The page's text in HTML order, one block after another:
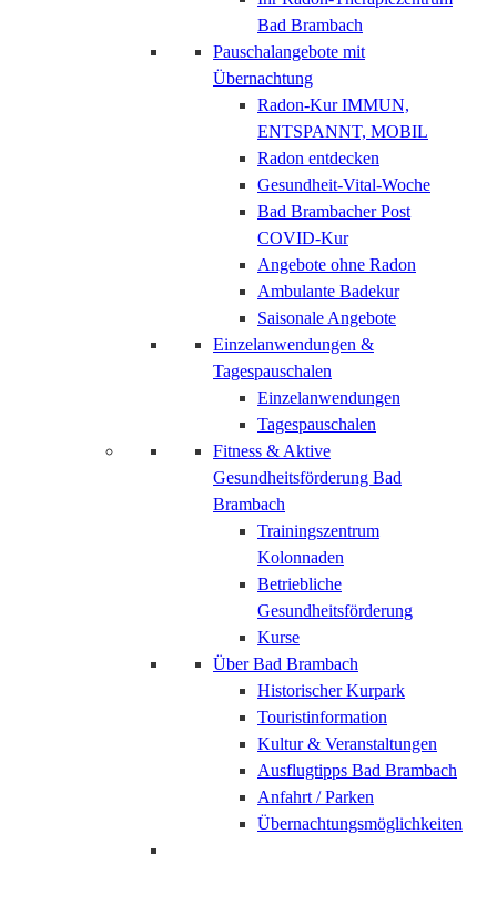
Bad Brambach
Pauschalangebote mit
Übernachtung
Radon-Kur IMMUN,
ENTSPANNT, MOBIL
Radon entdecken
Gesundheit-Vital-Woche
Bad Brambacher Post
COVID-Kur
Angebote ohne Radon
Ambulante Badekur
Saisonale Angebote
Einzelanwendungen &
Tagespauschalen
Einzelanwendungen
Tagespauschalen
Fitness & Aktive
Gesundheitsförderung Bad
Brambach
Trainingszentrum
Kolonnaden
Betriebliche
Gesundheitsförderung
Kurse
Über Bad Brambach
Historischer Kurpark
Touristinformation
Kultur & Veranstaltungen
Ausflugtipps Bad Brambach
Anfahrt / Parken
Übernachtungsmöglichkeiten